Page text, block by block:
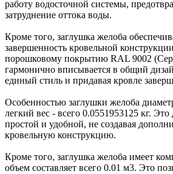
работу водосточной системы,
затруднение оттока воды.
Кроме того, заглушка желоба
завершенность кровельной
порошковому покрытию RAL 9002
гармонично вписывается в общий
единый стиль и придавая кровле
Особенностью заглушки желоба
легкий вес - всего 0.0551953125 кг. Это
простой и удобной, не создавая
кровельную конструкцию.
Кроме того, заглушка желоба имеет
объем составляет всего 0.01 м3. Это